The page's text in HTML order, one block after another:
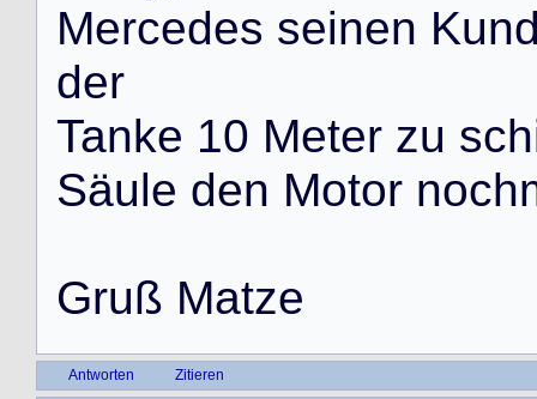
Mercedes seinen Kun
der
Tanke 10 Meter zu sch
Säule den Motor noch
Gruß Matze
Antworten Zitieren